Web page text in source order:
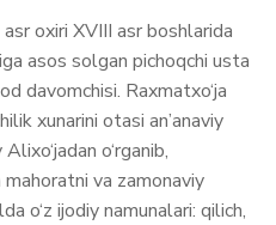
oxiri XVIII asr boshlarida
asos solgan pichoqchi usta
davomchisi. Raxmatxo‘ja
xunarini otasi an’anaviy
o‘rganib,
va zamonaviy
o‘z ijodiy namunalari: qilich,